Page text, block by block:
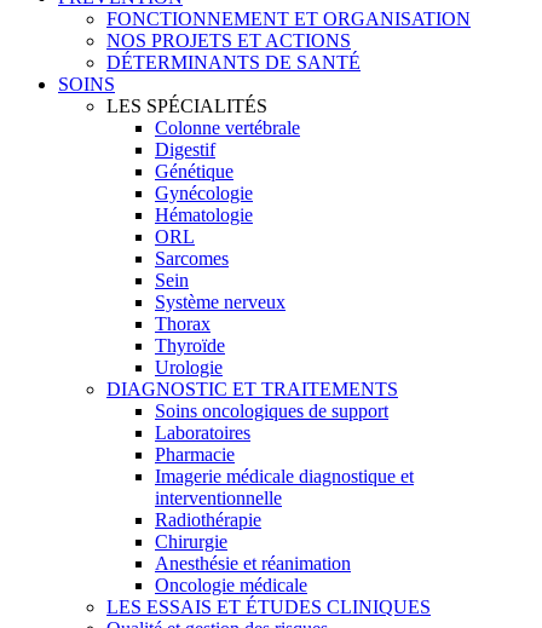
FONCTIONNEMENT ET ORGANISATION
NOS PROJETS ET ACTIONS
DÉTERMINANTS DE SANTÉ
SOINS
LES SPÉCIALITÉS
Colonne vertébrale
Digestif
Génétique
Gynécologie
Hématologie
ORL
Sarcomes
Sein
Système nerveux
Thorax
Thyroïde
Urologie
DIAGNOSTIC ET TRAITEMENTS
Soins oncologiques de support
Laboratoires
Pharmacie
Imagerie médicale diagnostique et
interventionnelle
Radiothérapie
Chirurgie
Anesthésie et réanimation
Oncologie médicale
LES ESSAIS ET ÉTUDES CLINIQUES